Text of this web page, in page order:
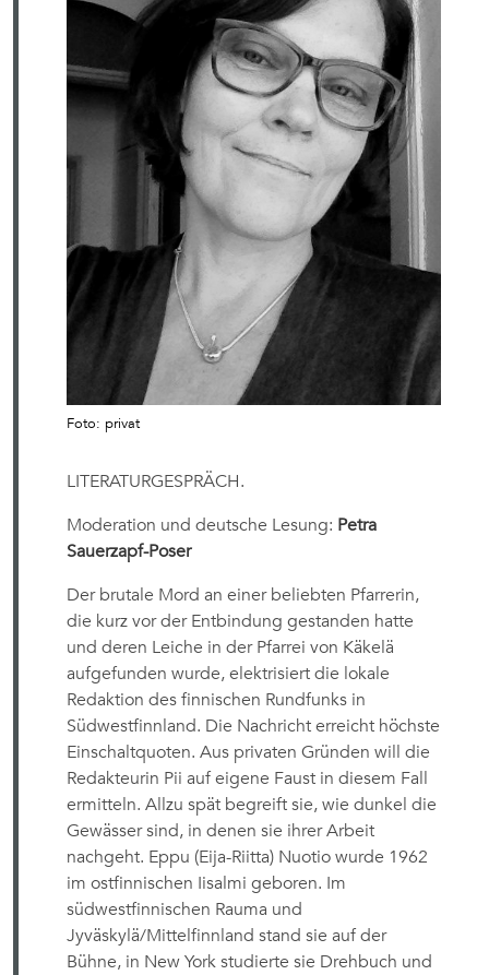
Foto: privat
LITERATURGESPRÄCH.
Moderation und deutsche Lesung: Petra
Sauerzapf-Poser
Der brutale Mord an einer beliebten Pfarrerin,
die kurz vor der Entbindung gestanden hatte
und deren Leiche in der Pfarrei von Käkelä
aufgefunden wurde, elektrisiert die lokale
Redaktion des finnischen Rundfunks in
Südwestfinnland. Die Nachricht erreicht höchste
Einschaltquoten. Aus privaten Gründen will die
Redakteurin Pii auf eigene Faust in diesem Fall
ermitteln. Allzu spät begreift sie, wie dunkel die
Gewässer sind, in denen sie ihrer Arbeit
nachgeht. Eppu (Eija-Riitta) Nuotio wurde 1962
im ostfinnischen Iisalmi geboren. Im
südwestfinnischen Rauma und
Jyväskylä/Mittelfinnland stand sie auf der
Bühne, in New York studierte sie Drehbuch und